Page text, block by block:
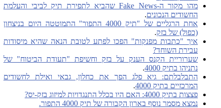
מהו מקור ה-Fake News שהביא לתפירת תיק לביבי והעלמת
החשודים הנכונים.
אחת הרגליים של "תיק 4000 התפור" התמוטטה היום בניצחון
(כפול) של בזק.
איך "כתבות מפנקות" הפכו לפתע לטובת הנאה שהיא מיסודות
עבירת השוחד?
שערוריית הקנס הענק על בזק וחשיפת "תעודת הביטוח" של
נתניהו בתיק 4000
.
התבלבלתם: גיא פלג הפך את כחלון, גבאי ואילת לחשודים
המרכזיים בתיק 4000
.
פצצות בתיק 4000: האם היו בכלל התנגדויות למיזוג בזק-יס?
נמצא מסמר נוסף בארון הקבורה של תיק 4000 התפור.